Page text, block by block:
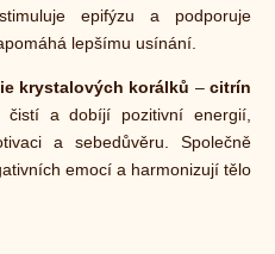
epifýzu a podporuje
lepšímu usínání.
krystalových korálků – citrín
čistí a dobíjí pozitivní energií,
a sebedůvěru. Společně
emocí a harmonizují tělo